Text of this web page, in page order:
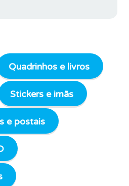
Quadrinhos e livros
Stickers e imãs
e postais